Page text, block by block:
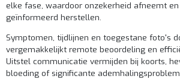
elke fase, waardoor onzekerheid afneemt
geïnformeerd herstellen.
Symptomen, tijdlijnen en toegestane foto's
vergemakkelijkt remote beoordeling en
Uitstel communicatie vermijden bij koorts,
bloeding of significante